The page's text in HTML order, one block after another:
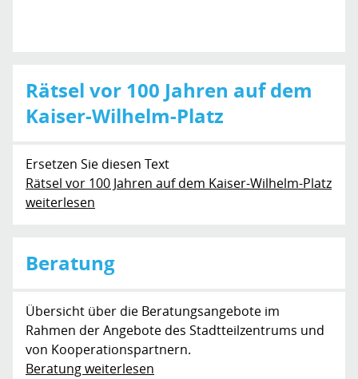
Rätsel vor 100 Jahren auf dem
Kaiser-Wilhelm-Platz
Ersetzen Sie diesen Text
Rätsel vor 100 Jahren auf dem Kaiser-Wilhelm-Platz
weiterlesen
Beratung
Übersicht über die Beratungsangebote im
Rahmen der Angebote des Stadtteilzentrums und
von Kooperationspartnern.
Beratung weiterlesen